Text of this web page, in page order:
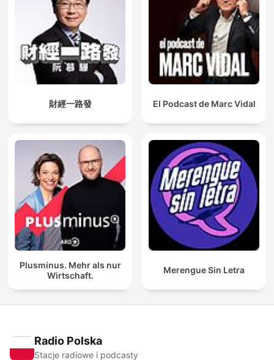
財經一路發 El Podcast de Marc Vidal
Plusminus. Mehr als nur
Wirtschaft.
Merengue Sin Letra
Radio Polska
Stacje radiowe i podcasty